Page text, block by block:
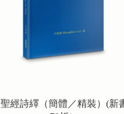
聖經詩繹（簡體／精裝）(新